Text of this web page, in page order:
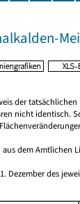
der
nicht identisch.
dem Amtlichen
Dezember des